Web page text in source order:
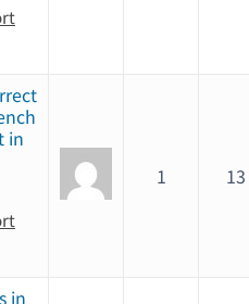
in
1 13
in